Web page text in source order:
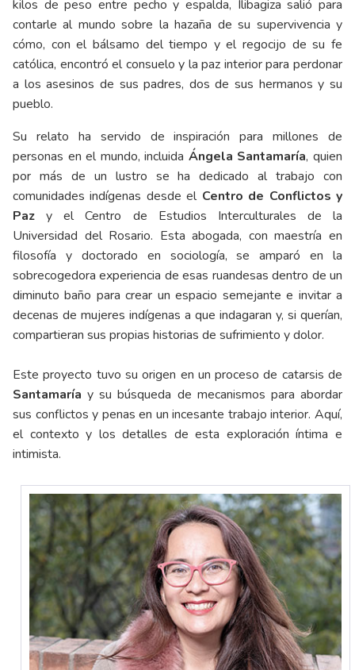
kilos de peso entre pecho y espalda, Ilibagiza salió para
contarle al mundo sobre la hazaña de su supervivencia y
cómo, con el bálsamo del tiempo y el regocijo de su fe
católica, encontró el consuelo y la paz interior para perdonar
a los asesinos de sus padres, dos de sus hermanos y su
pueblo.
Su relato ha servido de inspiración para millones de
personas en el mundo, incluida Ángela Santamaría, quien
por más de un lustro se ha dedicado al trabajo con
comunidades indígenas desde el Centro de Conflictos y
Paz
y el Centro de Estudios Interculturales de la
Universidad del Rosario. Esta abogada, con maestría en
filosofía y doctorado en sociología, se amparó en la
sobrecogedora experiencia de esas ruandesas dentro de un
diminuto baño para crear un espacio semejante e invitar a
decenas de mujeres indígenas a que indagaran y, si querían,
compartieran sus propias historias de sufrimiento y dolor.
Este proyecto tuvo su origen en un proceso de catarsis de
Santamaría y su búsqueda de mecanismos para abordar
sus conflictos y penas en un incesante trabajo interior. Aquí,
el contexto y los detalles de esta exploración íntima e
intimista.